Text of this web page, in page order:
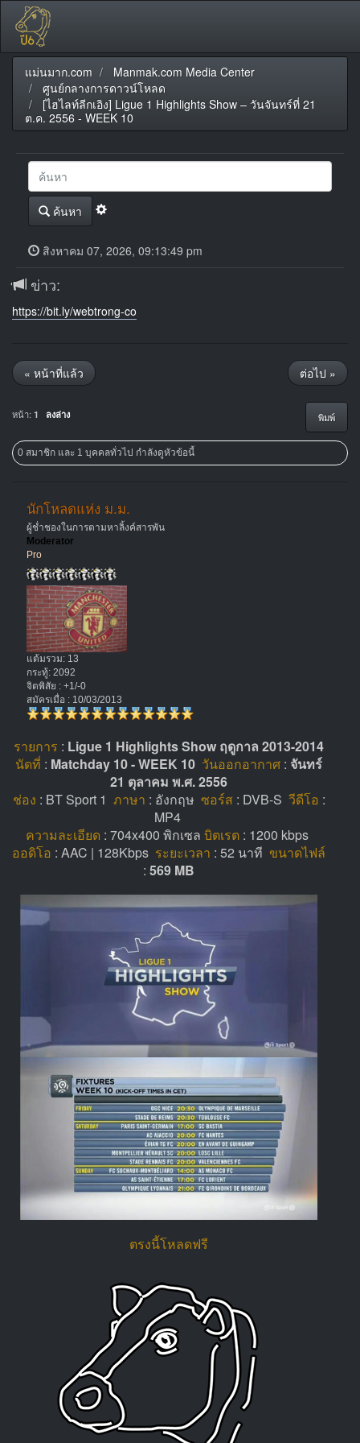
แม่นมาก.com
Manmak.com Media Center
ศูนย์กลางการดาวน์โหลด
[ไฮไลท์ลีกเอิง] Ligue 1 Highlights Show – วันจันทร์ที่ 21
ต.ค. 2556 - WEEK 10
ค้นหา
สิงหาคม 07, 2026, 09:13:49 pm
ข่าว:
https://bit.ly/webtrong-co
« หน้าที่แล้ว ต่อไป »
พิมพ์
หน้า: 1 ลงล่าง
0 สมาชิก และ 1 บุคคลทั่วไป กำลังดูหัวข้อนี้
นักโหลดแห่ง ม.ม.
ผู้ช่ำชองในการตามหาลิ้งค์สารพัน
Moderator
Pro
แต้มรวม: 13
กระทู้: 2092
จิตพิสัย : +1/-0
สมัครเมื่อ : 10/03/2013
รายการ : Ligue 1 Highlights Show ฤดูกาล 2013-2014
นัดที่ : Matchday 10 - WEEK 10 วันออกอากาศ : จันทร์
21 ตุลาคม พ.ศ. 2556
ช่อง : BT Sport 1 ภาษา : อังกฤษ ซอร์ส : DVB-S วีดีโอ :
MP4
ความละเอียด : 704x400 พิกเซล บิตเรต : 1200 kbps
ออดิโอ : AAC | 128Kbps ระยะเวลา : 52 นาที ขนาดไฟล์
: 569 MB
ตรงนี้โหลดฟรี